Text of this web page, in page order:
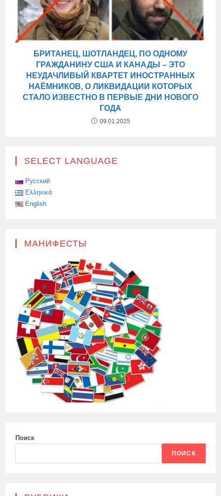
БРИТАНЕЦ, ШОТЛАНДЕЦ, ПО ОДНОМУ
ГРАЖДАНИНУ США И КАНАДЫ – ЭТО
НЕУДАЧЛИВЫЙ КВАРТЕТ ИНОСТРАННЫХ
НАЁМНИКОВ, О ЛИКВИДАЦИИ КОТОРЫХ
СТАЛО ИЗВЕСТНО В ПЕРВЫЕ ДНИ НОВОГО
ГОДА
09.01.2025
SELECT LANGUAGE
Русский
Ελληνικά
English
МАНИФЕСТЫ
Поиск
ПОИСК